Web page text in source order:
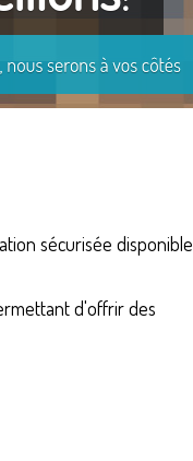
sécurisée disponible
d'offrir des